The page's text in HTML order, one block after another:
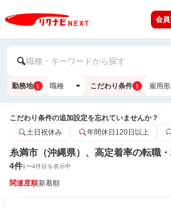
会
職種・キーワードから探す
勤務地 1 職種 こだわり条件 1 雇用
こだわり条件の追加設定を忘れていませんか？
土日祝休み
年間休日120日以上
糸満市（沖縄県）、高定着率の転職
4件1〜4件目を表示中
関連度順新着順